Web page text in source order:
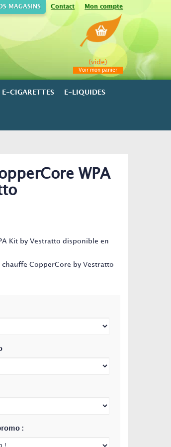
Mon compte
Contact
MAGASINS
(vide)
Voir mon panier
E-CIGARETTES E-LIQUIDES
WPA
Kit by Vestratto disponible en
CopperCore by Vestratto
: